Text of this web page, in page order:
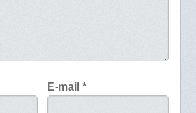
E-mail*